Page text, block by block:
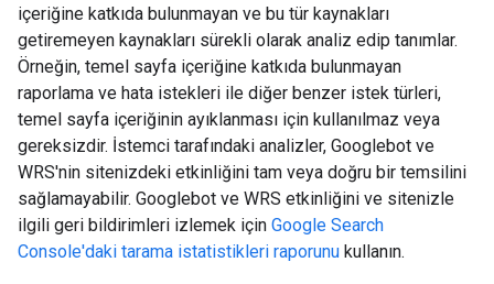
içeriğine katkıda bulunmayan ve bu tür kaynakları
getiremeyen kaynakları sürekli olarak analiz edip tanımlar.
Örneğin, temel sayfa içeriğine katkıda bulunmayan
raporlama ve hata istekleri ile diğer benzer istek türleri,
temel sayfa içeriğinin ayıklanması için kullanılmaz veya
gereksizdir. İstemci tarafındaki analizler, Googlebot ve
WRS'nin sitenizdeki etkinliğini tam veya doğru bir temsilini
sağlamayabilir. Googlebot ve WRS etkinliğini ve sitenizle
ilgili geri bildirimleri izlemek için Google Search
Console'daki tarama istatistikleri raporunu kullanın.